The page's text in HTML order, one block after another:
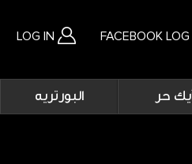
LOG IN FACEBOOK LOG
Main
navigation
حر البورتريه